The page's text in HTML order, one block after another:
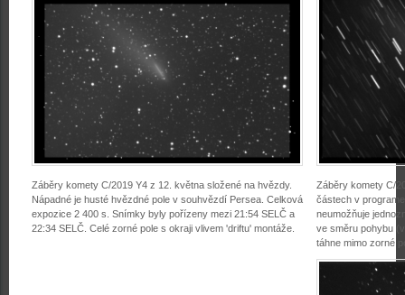
Záběry komety C/2019 Y4 z 12. května složené na hvězdy.
Nápadné je husté hvězdné pole v souhvězdí Persea. Celková
expozice 2 400 s. Snímky byly pořízeny mezi 21:54 SELČ a
22:34 SELČ. Celé zorné pole s okraji vlivem 'driftu' montáže.
Záběry komety C/
částech v
neumožňuje
ve směru pohybu
táhne mimo zorné